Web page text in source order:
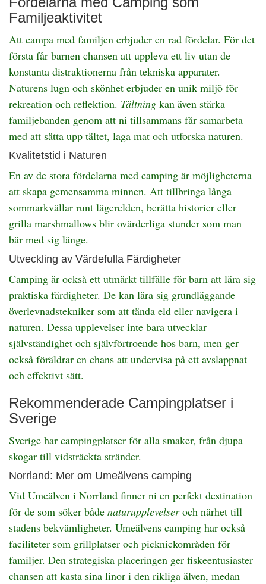
Familjeaktivitet
Att campa med familjen erbjuder en rad fördelar. För det
första får barnen chansen att uppleva ett liv utan de
konstanta distraktionerna från tekniska apparater.
Naturens lugn och skönhet erbjuder en unik miljö för
rekreation och reflektion. Tältning kan även stärka
familjebanden genom att ni tillsammans får samarbeta
med att sätta upp tältet, laga mat och utforska naturen.
Kvalitetstid i Naturen
En av de stora fördelarna med camping är möjligheterna
att skapa gemensamma minnen. Att tillbringa långa
sommarkvällar runt lägerelden, berätta historier eller
grilla marshmallows blir ovärderliga stunder som man
bär med sig länge.
Utveckling av Värdefulla Färdigheter
Camping är också ett utmärkt tillfälle för barn att lära sig
praktiska färdigheter. De kan lära sig grundläggande
överlevnadstekniker som att tända eld eller navigera i
naturen. Dessa upplevelser inte bara utvecklar
självständighet och självförtroende hos barn, men ger
också föräldrar en chans att undervisa på ett avslappnat
och effektivt sätt.
Rekommenderade Campingplatser i
Sverige
Sverige har campingplatser för alla smaker, från djupa
skogar till vidsträckta stränder.
Norrland: Mer om Umeälvens camping
Vid Umeälven i Norrland finner ni en perfekt destination
för de som söker både naturupplevelseroch närhet till
stadens bekvämligheter. Umeälvens camping har också
faciliteter som grillplatser och picknickområden för
familjer. Den strategiska placeringen ger fiskeentusiaster
chansen att kasta sina linor i den rikliga älven, medan